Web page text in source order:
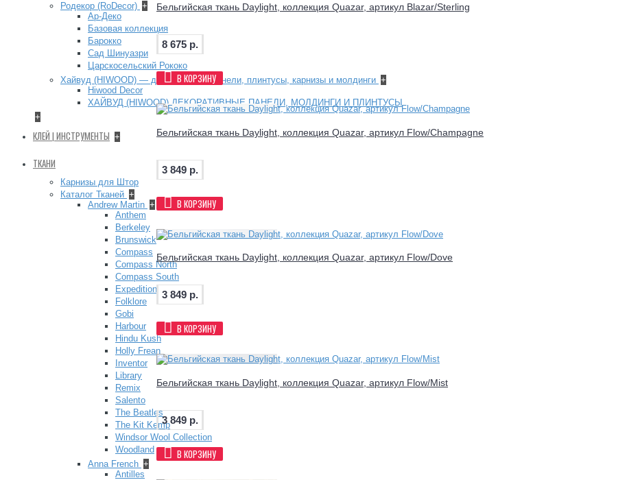
Родекор (RoDecor) +
Ар-Деко
Базовая коллекция
Барокко
Сад Шинуазри
Царскосельский Рококо
Хайвуд (HIWOOD) — декоративные панели, плинтусы, карнизы и молдинги +
Hiwood Decor
ХАЙВУД (HIWOOD) ДЕКОРАТИВНЫЕ ПАНЕЛИ, МОЛДИНГИ И ПЛИНТУСЫ
+
КЛЕЙ | ИНСТРУМЕНТЫ +
ТКАНИ
Карнизы для Штор
Каталог Тканей +
Andrew Martin +
Anthem
Berkeley
Brunswick
Compass
Compass North
Compass South
Expedition
Folklore
Gobi
Harbour
Hindu Kush
Holly Frean
Inventor
Library
Remix
Salento
The Beatles
The Kit Kemp
Windsor Wool Collection
Woodland
Anna French +
Antilles
Бельгийская ткань Daylight, коллекция Quazar, артикул Blazar/Sterling
8 675 р.
В КОРЗИНУ
Бельгийская ткань Daylight, коллекция Quazar, артикул Flow/Champagne
3 849 р.
В КОРЗИНУ
Бельгийская ткань Daylight, коллекция Quazar, артикул Flow/Dove
3 849 р.
В КОРЗИНУ
Бельгийская ткань Daylight, коллекция Quazar, артикул Flow/Mist
3 849 р.
В КОРЗИНУ